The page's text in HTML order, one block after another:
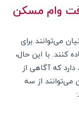
وام مسکن
می‌توانند برای
کنند. با این حال،
که آگاهی از
از سه